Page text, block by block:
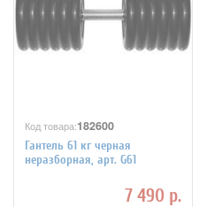
Код товара:182600
Гантель 61 кг черная
неразборная, арт. G61
7 490 р.